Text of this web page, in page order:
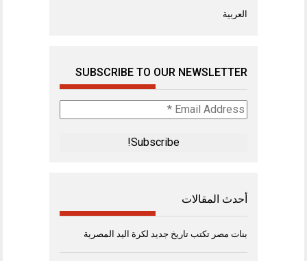
العربية
SUBSCRIBE TO OUR NEWSLETTER
Email
Address
أحدث المقالات
بنات مصر تكتب تاريخ جديد لكرة اليد المصرية